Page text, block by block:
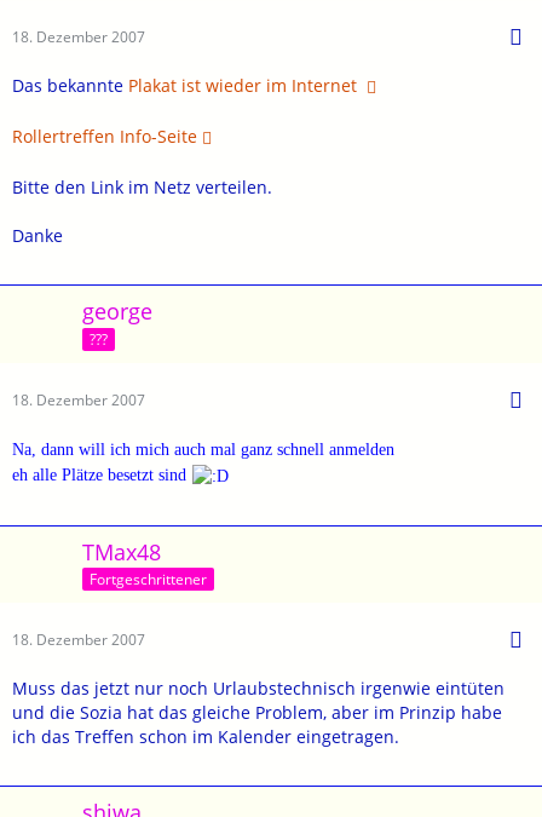
18. Dezember 2007
Das bekannte Plakat ist wieder im Internet
Rollertreffen Info-Seite
Bitte den Link im Netz verteilen.
Danke
george
???
18. Dezember 2007
Na, dann will ich mich auch mal ganz schnell anmelden
eh alle Plätze besetzt sind
TMax48
Fortgeschrittener
18. Dezember 2007
Muss das jetzt nur noch Urlaubstechnisch irgenwie eintüten
und die Sozia hat das gleiche Problem, aber im Prinzip habe
ich das Treffen schon im Kalender eingetragen.